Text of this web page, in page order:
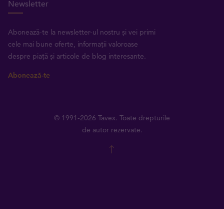
Newsletter
Abonează-te la newsletter-ul nostru și vei primi
cele mai bune oferte, informații valoroase
despre piață și articole de blog interesante.
Abonează-te
© 1991-2026 Tavex. Toate drepturile
de autor rezervate.